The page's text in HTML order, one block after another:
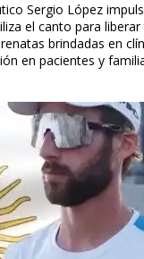
Sergio López
el canto para
brindadas en
en pacientes y